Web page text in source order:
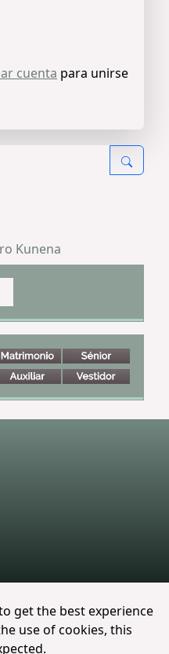
cuenta para unirse
Kunena
get the best experience
use of cookies, this